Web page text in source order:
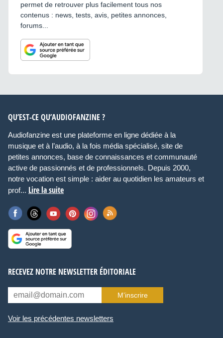
permet de retrouver plus facilement tous nos
contenus : news, tests, avis, petites annonces,
forums...
QU’EST-CE QU’AUDIOFANZINE ?
Audiofanzine est une plateforme en ligne dédiée à la
musique et à l’audio, à la fois média spécialisé, site de
petites annonces, base de connaissances et communauté
active de passionnés et de professionnels. Depuis 2000,
notre vocation est simple : aider au quotidien les amateurs et
prof... Lire la suite
RECEVEZ NOTRE NEWSLETTER ÉDITORIALE
M’inscrire
Voir les précédentes newsletters